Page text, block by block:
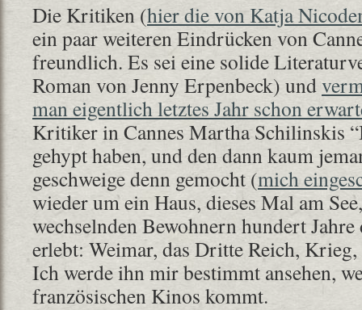
Die Kritiken (hier die von Katja
ein paar weiteren Eindrücken von
freundlich. Es sei eine solide
Roman von Jenny Erpenbeck) und
man eigentlich letztes Jahr schon
Kritiker in Cannes Martha Schilinskis
gehypt haben, und den dann kaum
geschweige denn gemocht (mich
wieder um ein Haus, dieses Mal am
wechselnden Bewohnern hundert Jahre
erlebt: Weimar, das Dritte Reich,
Ich werde ihn mir bestimmt ansehen,
französischen Kinos kommt.